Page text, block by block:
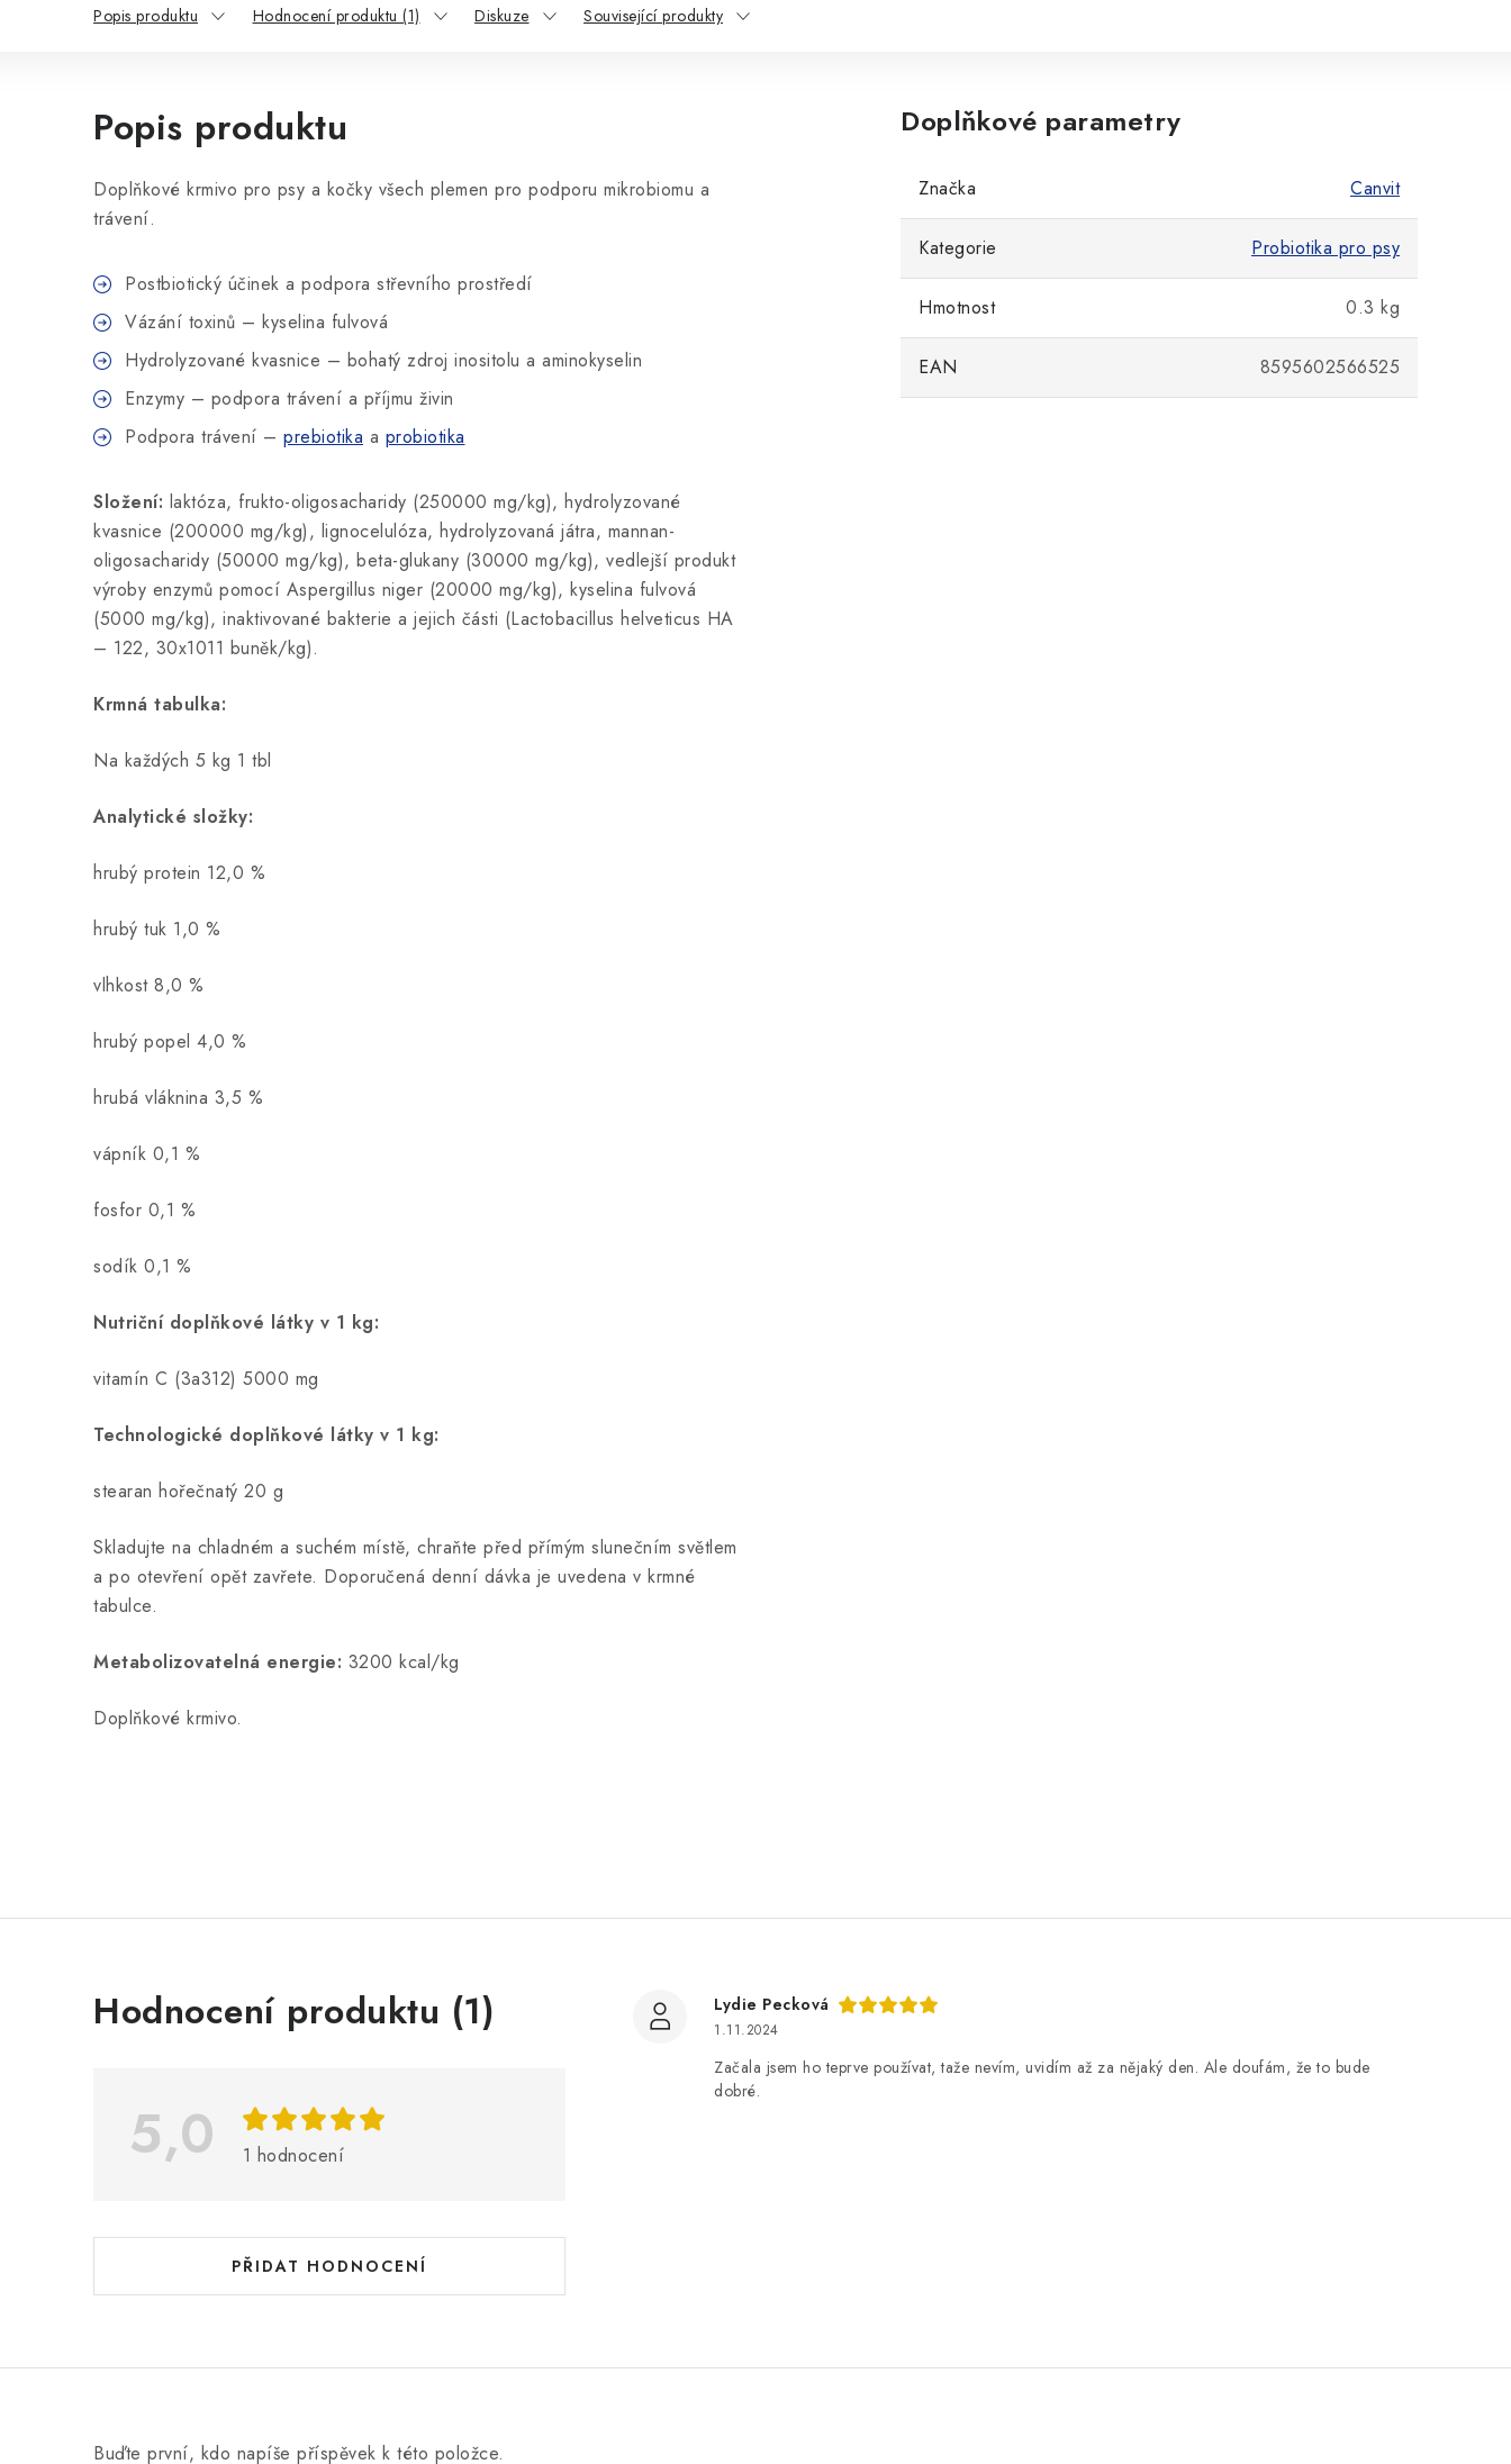
Popis produktu Hodnocení produktu (1) Diskuze Související produkty
Popis produktu
Doplňkové krmivo pro psy a kočky všech plemen pro podporu mikrobiomu a
trávení.
Postbiotický účinek a podpora střevního prostředí
Vázání toxinů – kyselina fulvová
Hydrolyzované kvasnice – bohatý zdroj inositolu a aminokyselin
Enzymy – podpora trávení a příjmu živin
Podpora trávení – prebiotika a probiotika
Složení: laktóza, frukto-oligosacharidy (250000 mg/kg), hydrolyzované
kvasnice (200000 mg/kg), lignocelulóza, hydrolyzovaná játra, mannan-
oligosacharidy (50000 mg/kg), beta-glukany (30000 mg/kg), vedlejší produkt
výroby enzymů pomocí Aspergillus niger (20000 mg/kg), kyselina fulvová
(5000 mg/kg), inaktivované bakterie a jejich části (Lactobacillus helveticus HA
– 122, 30x1011 buněk/kg).
Krmná tabulka:
Na každých 5 kg 1 tbl
Analytické složky:
hrubý protein 12,0 %
hrubý tuk 1,0 %
vlhkost 8,0 %
hrubý popel 4,0 %
hrubá vláknina 3,5 %
vápník 0,1 %
fosfor 0,1 %
sodík 0,1 %
Nutriční doplňkové látky v 1 kg:
vitamín C (3a312) 5000 mg
Technologické doplňkové látky v 1 kg:
stearan hořečnatý 20 g
Skladujte na chladném a suchém místě, chraňte před přímým slunečním světlem
a po otevření opět zavřete. Doporučená denní dávka je uvedena v krmné
tabulce.
Metabolizovatelná energie: 3200 kcal/kg
Doplňkové krmivo.
Doplňkové parametry
Značka Canvit
Kategorie Probiotika pro psy
Hmotnost 0.3 kg
EAN 8595602566525
Hodnocení produktu (1)
5,0 1 hodnocení
PŘIDAT HODNOCENÍ
V
o
n
c
n
Lydie Pecková
1.11.2024
Začala jsem ho teprve používat, taže nevím, uvidím až za nějaký den. Ale doufám, že to bude
dobré.
Buďte první, kdo napíše příspěvek k této položce.